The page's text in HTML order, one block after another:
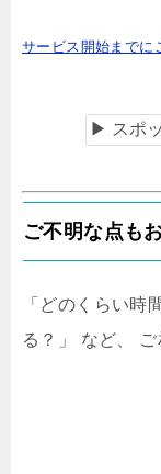
サービス開始までに
ご不明な点も
「どのくらい時
る？」 など、